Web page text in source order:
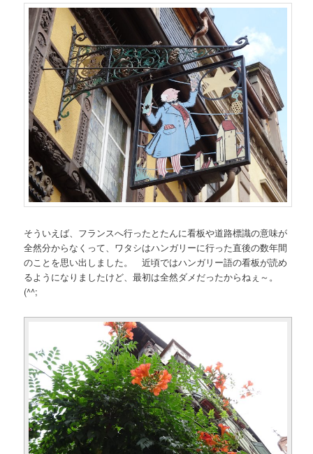
そういえば、フランスへ行ったとたんに看板や道路標識の意味が
全然分からなくって、ワタシはハンガリーに行った直後の数年間
のことを思い出しました。 近頃ではハンガリー語の看板が読め
るようになりましたけど、最初は全然ダメだったからねぇ～。
(^^;